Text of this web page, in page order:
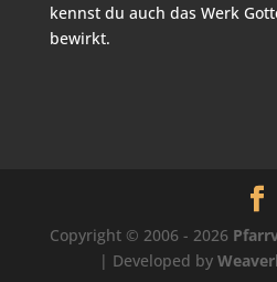
kennst du auch das Werk
bewirkt.
Copyright © 2006 - 2026
| Developed by